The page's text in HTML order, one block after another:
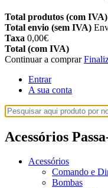
Total produtos (com IVA)
Total envio (sem IVA)
Taxa 0,00€
Total (com IVA)
Continuar a comprar
Entrar
A sua conta
Acessórios
Acessórios
Comando e
Bombas